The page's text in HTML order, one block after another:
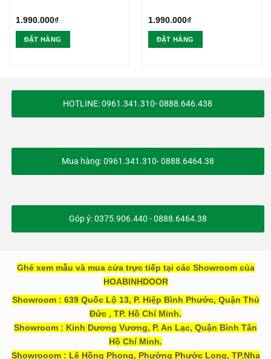
1.990.000₫
ĐẶT HÀNG
1.990.000₫
ĐẶT HÀNG
HOTLINE: 0961.341.310- 0888.646.438
Mua hàng: 0961.341.310- 0888.6464.38
Góp ý: 0375.906.440 - 0888.6464.38
Ghé xem mẫu và mua cửa trực tiếp tại các Showroom của
HOABINHDOOR
Showroom : 639 Quốc Lộ 13, P. Hiệp Bình Phước, Quận Thủ
Đức , TP. Hồ Chí Minh.
Showroom : Kinh Dương Vương, P. An Lạc, Quận Bình Tân
Hồ Chí Minh.
Showrooom : Lê Hồng Phong, Phường Phước Long, TP.Nha